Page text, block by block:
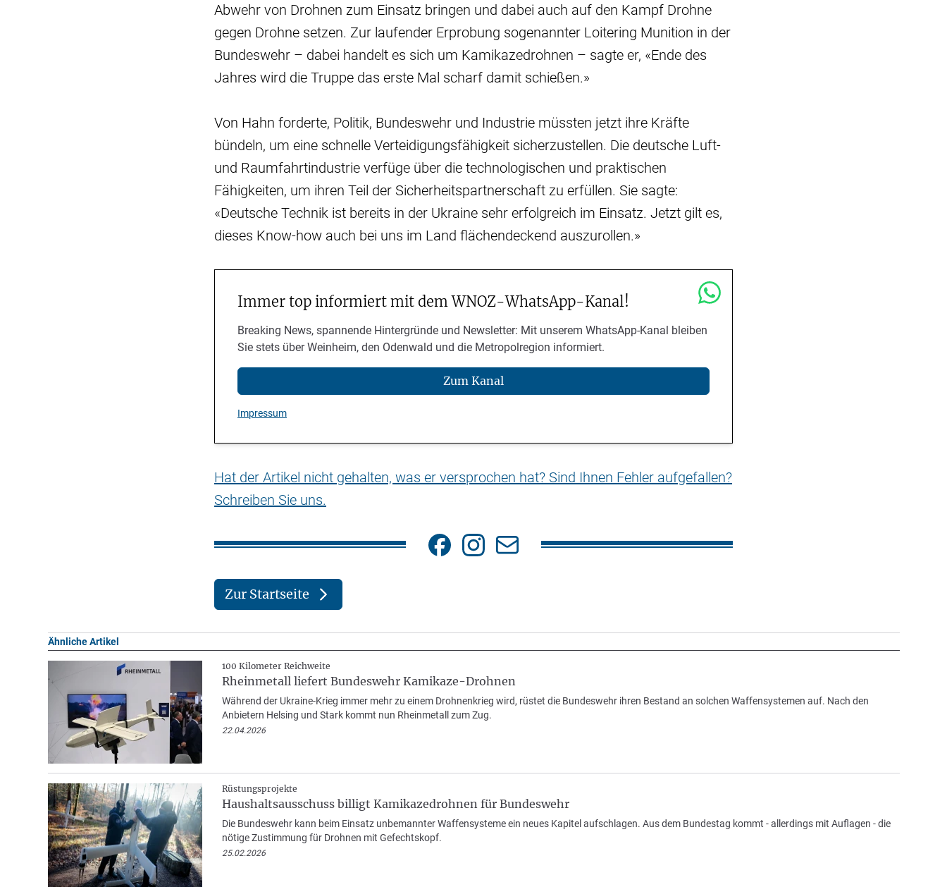
Abwehr von Drohnen zum Einsatz bringen und dabei auch auf den Kampf Drohne
gegen Drohne setzen. Zur laufender Erprobung sogenannter Loitering Munition in der
Bundeswehr – dabei handelt es sich um Kamikazedrohnen – sagte er, «Ende des
Jahres wird die Truppe das erste Mal scharf damit schießen.»
Von Hahn forderte, Politik, Bundeswehr und Industrie müssten jetzt ihre Kräfte
bündeln, um eine schnelle Verteidigungsfähigkeit sicherzustellen. Die deutsche Luft-
und Raumfahrtindustrie verfüge über die technologischen und praktischen
Fähigkeiten, um ihren Teil der Sicherheitspartnerschaft zu erfüllen. Sie sagte:
«Deutsche Technik ist bereits in der Ukraine sehr erfolgreich im Einsatz. Jetzt gilt es,
dieses Know-how auch bei uns im Land flächendeckend auszurollen.»
Immer top informiert mit dem WNOZ-WhatsApp-Kanal!
Breaking News, spannende Hintergründe und Newsletter: Mit unserem WhatsApp-Kanal bleiben
Sie stets über Weinheim, den Odenwald und die Metropolregion informiert.
Zum Kanal
Impressum
Hat der Artikel nicht gehalten, was er versprochen hat? Sind Ihnen Fehler aufgefallen?
Schreiben Sie uns.
Zur Startseite
Ähnliche Artikel
100 Kilometer Reichweite
Rheinmetall liefert Bundeswehr Kamikaze-Drohnen
Während der Ukraine-Krieg immer mehr zu einem Drohnenkrieg wird, rüstet die Bundeswehr ihren Bestand an solchen Waffensystemen auf. Nach den
Anbietern Helsing und Stark kommt nun Rheinmetall zum Zug.
22.04.2026
Rüstungsprojekte
Haushaltsausschuss billigt Kamikazedrohnen für Bundeswehr
Die Bundeswehr kann beim Einsatz unbemannter Waffensysteme ein neues Kapitel aufschlagen. Aus dem Bundestag kommt - allerdings mit Auflagen - die
nötige Zustimmung für Drohnen mit Gefechtskopf.
25.02.2026